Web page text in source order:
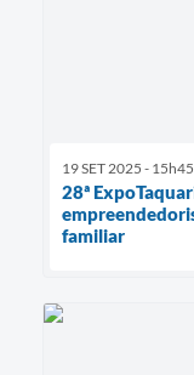
19 SET 2025 - 15h45
28ª
familiar